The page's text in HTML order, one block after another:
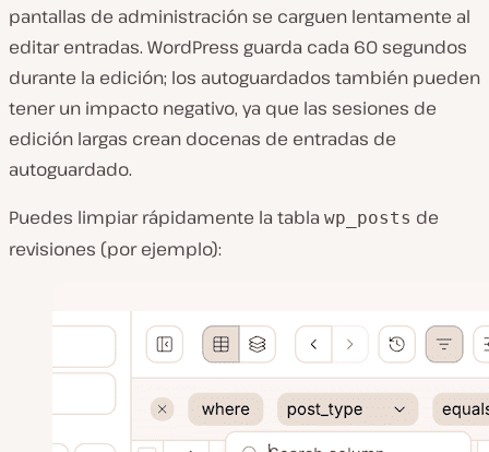
pantallas de administración se carguen lentamente al
editar entradas. WordPress guarda cada 60 segundos
durante la edición; los autoguardados también pueden
tener un impacto negativo, ya que las sesiones de
edición largas crean docenas de entradas de
autoguardado.
Puedes limpiar rápidamente la tabla wp_posts de
revisiones (por ejemplo):